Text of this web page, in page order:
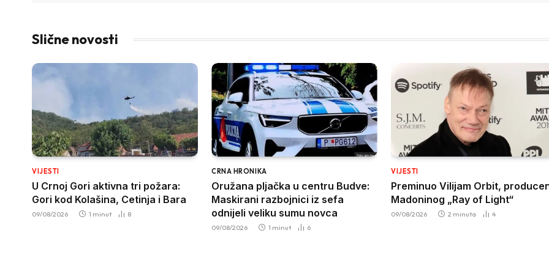
Slične novosti
VIJESTI
U Crnoj Gori aktivna tri požara:
Gori kod Kolašina, Cetinja i Bara
09/08/2026 1 minut 8
CRNA HRONIKA
Oružana pljačka u centru Budve:
Maskirani razbojnici iz sefa
odnijeli veliku sumu novca
09/08/2026 1 minut 6
VIJESTI
Preminuo Vilijam Orbit,
Madoninog „Ray of Light“
09/08/2026 2 minuta 4